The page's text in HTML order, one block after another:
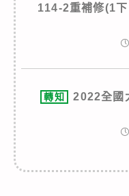
114-2重補修(1
轉知
2022全國